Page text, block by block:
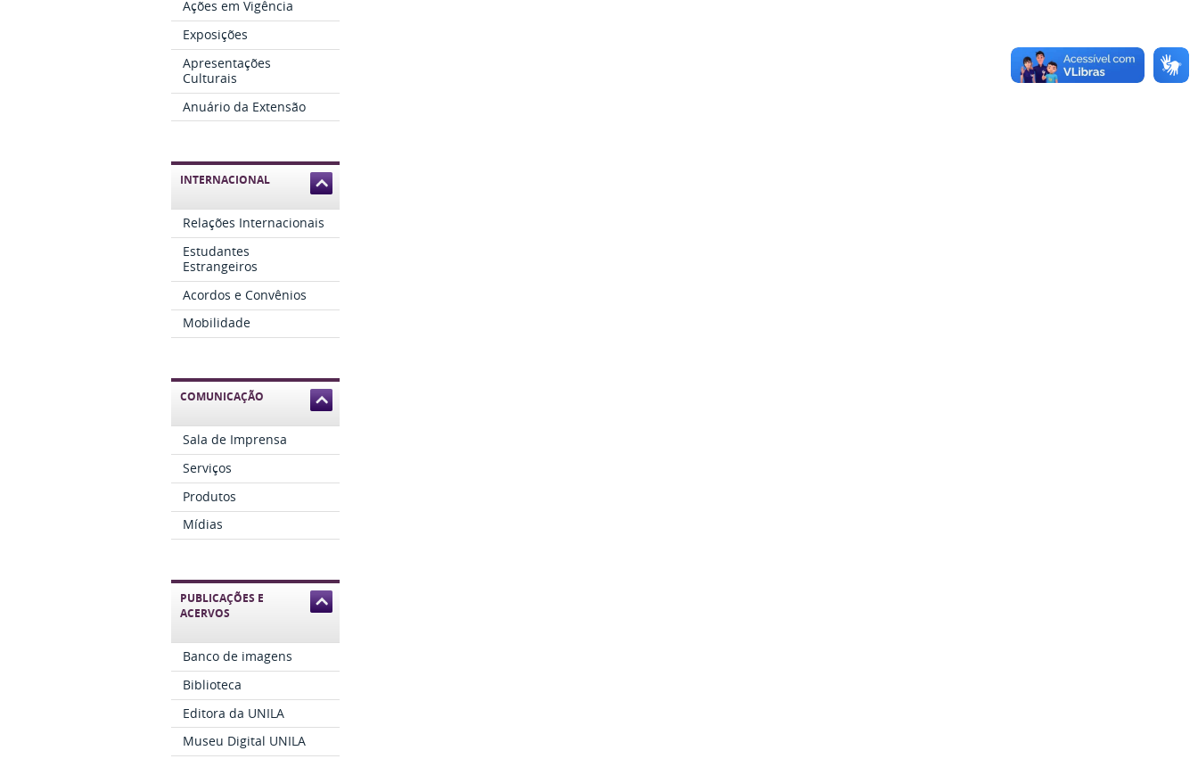
Ações em Vigência
Exposições
Apresentações
Culturais
Anuário da Extensão
INTERNACIONAL
Relações Internacionais
Estudantes
Estrangeiros
Acordos e Convênios
Mobilidade
COMUNICAÇÃO
Sala de Imprensa
Serviços
Produtos
Mídias
PUBLICAÇÕES E
ACERVOS
Banco de imagens
Biblioteca
Editora da UNILA
Museu Digital UNILA